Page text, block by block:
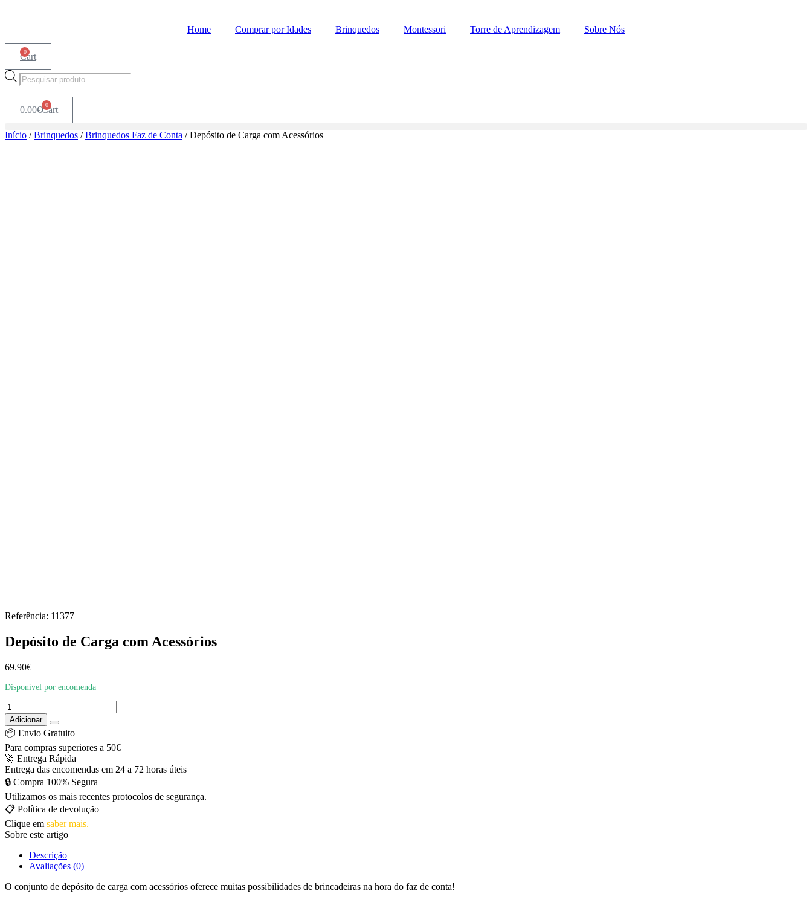
Home Comprar por Idades Brinquedos Montessori Torre de Aprendizagem Sobre Nós
0
Cart
Products
search
0.00€ 0
Cart
Início /Brinquedos /Brinquedos Faz de Conta / Depósito de Carga com Acessórios
Referência: 11377
Depósito de Carga com Acessórios
69.90€
Disponível por encomenda
Quantidade
de
Depósito
de
Carga
com
Acessórios
Adicionar
📦 Envio Gratuito
Para compras superiores a 50€
🚀 Entrega Rápida
Entrega das encomendas em 24 a 72 horas úteis
🔒 Compra 100% Segura
Utilizamos os mais recentes protocolos de segurança.
📋 Política de devolução
Clique em saber mais.
Sobre este artigo
Descrição
Avaliações (0)
O conjunto de depósito de carga com acessórios oferece muitas possibilidades de brincadeiras na hora do faz de conta!